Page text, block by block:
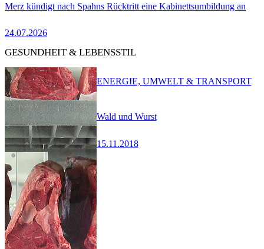
Merz kündigt nach Spahns Rücktritt eine Kabinettsumbildung an
24.07.2026
GESUNDHEIT & LEBENSSTIL
Wald und Wurst
15.11.2018
ENERGIE, UMWELT & TRANSPORT